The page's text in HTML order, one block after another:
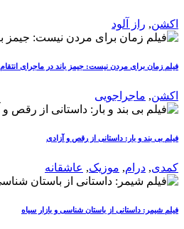
اکشن, راز آلود
فیلم زمان برای مردن نیست: جیمز باند در ماجرای انتقام
اکشن, ماجراجویی
فیلم بی بند و بار: داستانی از رقص و آزادی
کمدی, درام, موزیک, عاشقانه
فیلم شیمر: داستانی از باستان شناسی و بازار سیاه